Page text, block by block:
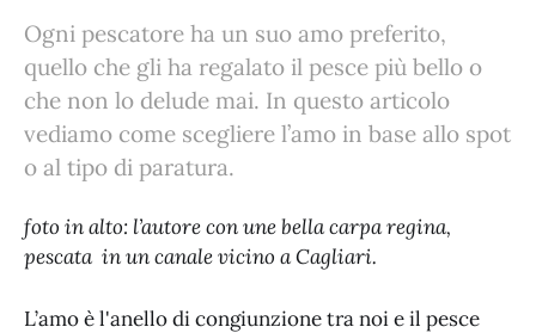
Ogni pescatore ha un suo amo preferito,
quello che gli ha regalato il pesce più bello o
che non lo delude mai. In questo articolo
vediamo come scegliere l’amo in base allo spot
o al tipo di paratura.
foto in alto: l’autore con une bella carpa regina,
pescata in un canale vicino a Cagliari.
L’amo è l'anello di congiunzione tra noi e il pesce